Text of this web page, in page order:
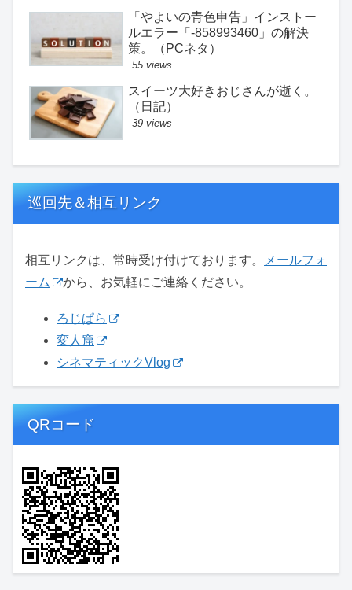
「やよいの青色申告」インストー
ルエラー「-858993460」の解決
策。（PCネタ）
55 views
スイーツ大好きおじさんが逝く。
（日記）
39 views
巡回先＆相互リンク
相互リンクは、常時受け付けております。
メールフォ
ーム
から、お気軽にご連絡ください。
ろじぱら
変人窟
シネマティックVlog
QRコード